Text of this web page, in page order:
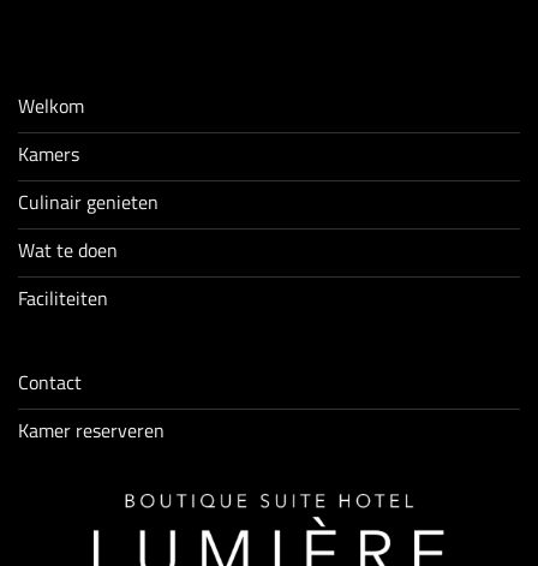
Welkom
Kamers
Culinair genieten
Wat te doen
Faciliteiten
Contact
Kamer reserveren